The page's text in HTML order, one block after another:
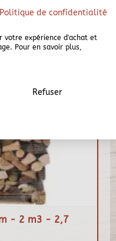
- 2 m3 - 2,7
Politique de confidentialité
votre expérience d'achat et
Pour en savoir plus,
Refuser